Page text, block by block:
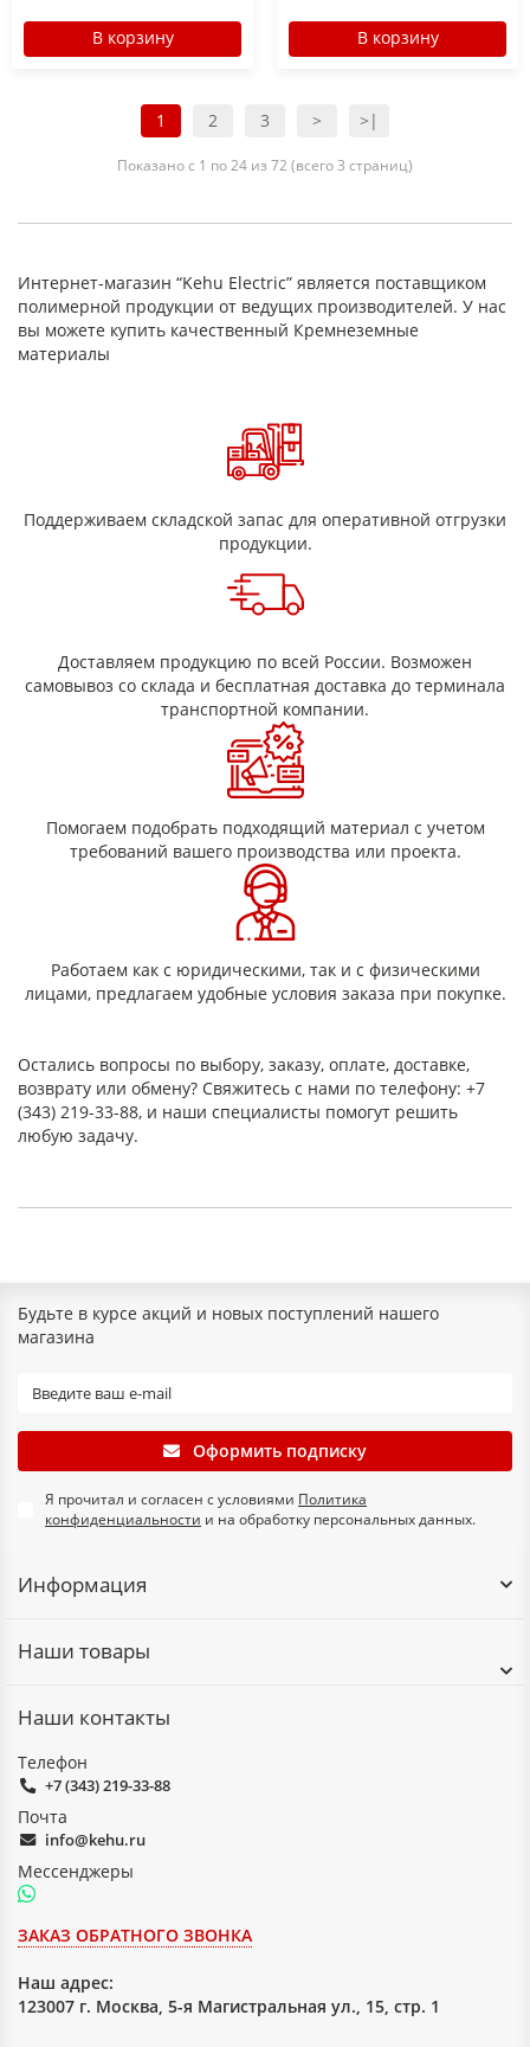
В корзину В корзину
1 2 3 > >|
Показано с 1 по 24 из 72 (всего 3 страниц)
Интернет-магазин “Kehu Electric” является поставщиком
полимерной продукции от ведущих производителей. У нас
вы можете купить качественный Кремнеземные
материалы
Поддерживаем складской запас для оперативной отгрузки
продукции.
Доставляем продукцию по всей России. Возможен
самовывоз со склада и бесплатная доставка до терминала
транспортной компании.
Помогаем подобрать подходящий материал с учетом
требований вашего производства или проекта.
Работаем как с юридическими, так и с физическими
лицами, предлагаем удобные условия заказа при покупке.
Остались вопросы по выбору, заказу, оплате, доставке,
возврату или обмену? Свяжитесь с нами по телефону: +7
(343) 219-33-88, и наши специалисты помогут решить
любую задачу.
Будьте в курсе акций и новых поступлений нашего
магазина
Оформить подписку
Я прочитал и согласен с условиями Политика
конфиденциальности и на обработку персональных данных.
Информация
Наши товары
Наши контакты
Телефон
+7 (343) 219-33-88
Почта
info@kehu.ru
Мессенджеры
ЗАКАЗ ОБРАТНОГО ЗВОНКА
Наш адрес:
123007 г. Москва, 5-я Магистральная ул., 15, стр. 1